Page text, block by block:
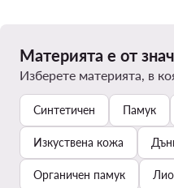
Материята е от
Изберете материята, в
Синтетичен Памук
Изкуствена кожа
Органичен памук